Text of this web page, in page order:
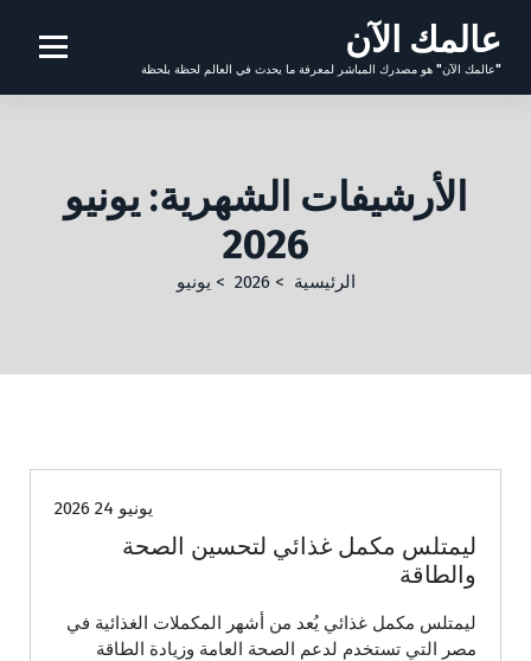
ج
ت
عالمك الآن
"عالمك الآن" هو مصدرك المباشر لمعرفة ما يحدث في العالم لحظة بلحظة
الأرشيفات الشهرية: يونيو
2026
الرئيسية >
2026
> يونيو
يونيو 24 2026
ليمتلس مكمل غذائي لتحسين الصحة
والطاقة
ليمتلس مكمل غذائي يُعد من أشهر المكملات الغذائية في
مصر التي تستخدم لدعم الصحة العامة وزيادة الطاقة